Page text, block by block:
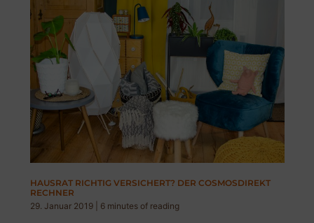
HAUSRAT RICHTIG VERSICHERT? DER COSMOSDIREKT
RECHNER
29. Januar 2019
6 minutes of reading